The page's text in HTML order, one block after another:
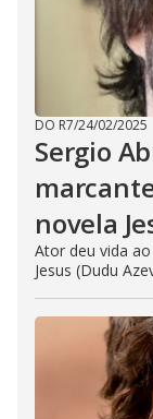
DO R7/24/02/2025
Sergio
novela
Ator deu vida
Jesus (Dudu